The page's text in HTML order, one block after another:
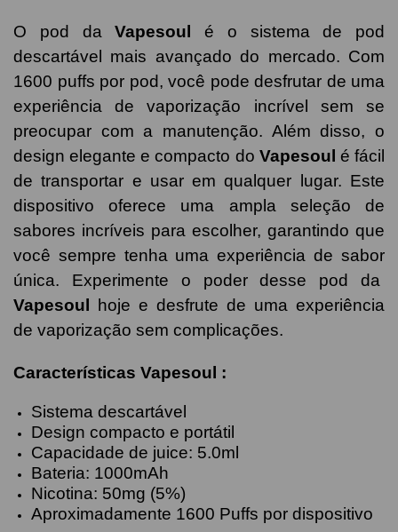
O pod daVapesoul
é o sistema de pod
descartável mais avançado do mercado. Com
1600 puffs por pod, você pode desfrutar de uma
experiência de vaporização incrível sem se
preocupar com a manutenção. Além disso, o
design elegante e compacto do Vapesoul é fácil
de transportar e usar em qualquer lugar. Este
dispositivo oferece uma ampla seleção de
sabores incríveis para escolher, garantindo que
você sempre tenha uma experiência de sabor
única. Experimente o poder desse pod da
Vapesoul
hoje e desfrute de uma experiência
de vaporização sem complicações.
Características Vapesoul :
Sistema descartável
Design compacto e portátil
Capacidade de juice: 5.0ml
Bateria: 1000mAh
Nicotina: 50mg (5%)
Aproximadamente 1600 Puffs por dispositivo